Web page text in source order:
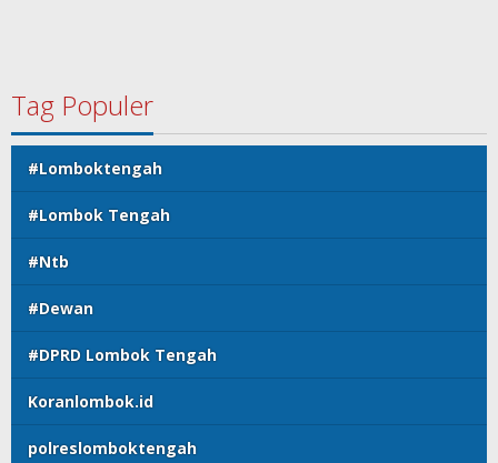
Tag Populer
#Lomboktengah
#Lombok Tengah
#Ntb
#Dewan
#DPRD Lombok Tengah
Koranlombok.id
polreslomboktengah